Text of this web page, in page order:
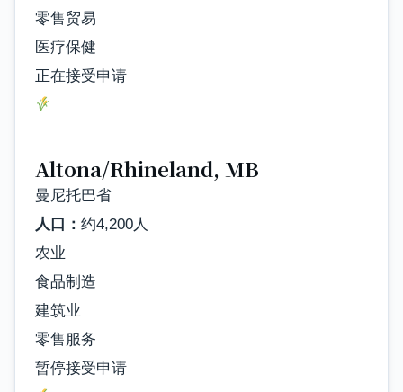
零售贸易
医疗保健
正在接受申请
Altona/Rhineland, MB
曼尼托巴省
人口： 约4,200人
农业
食品制造
建筑业
零售服务
暂停接受申请